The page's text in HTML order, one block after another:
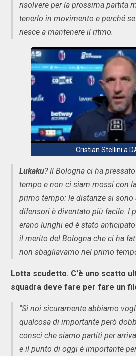
risolvere per la prossima partita
tenerlo in movimento e perché
riesce a mantenere il ritmo.
Cristian Stellini a
Lukaku? Il Bologna ci ha
tempo e non ci siam mossi con
primo tempo: le distanze si sono
difensori è diventato più facile. I
erano lunghi ed è stato
il merito del Bologna che ci ha
non sbagliavamo nel primo
Lotta scudetto. C'è uno scatto
squadra deve fare per fare un
"Sì noi sicuramente abbiamo
qualcosa di importante però
consci che siamo partiti per
e il punto di oggi è importante